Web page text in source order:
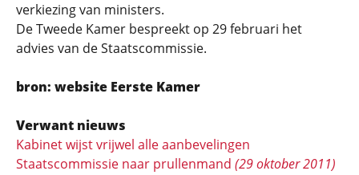
verkiezing van ministers.
De Tweede Kamer bespreekt op 29 februari het
advies van de Staatscommissie.
bron: website Eerste Kamer
Verwant nieuws
Kabinet wijst vrijwel alle aanbevelingen
Staatscommissie naar prullenmand (29 oktober 2011)